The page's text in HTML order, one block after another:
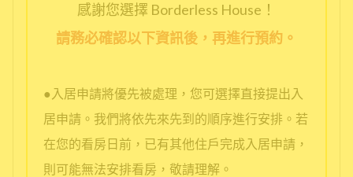
感謝您選擇 Borderless House！
請務必確認以下資訊後，再進行預約。
●入居申請將優先被處理，您可選擇直接提出入
居申請。我們將依先來先到的順序進行安排。若
在您的看房日前，已有其他住戶完成入居申請，
則可能無法安排看房，敬請理解。